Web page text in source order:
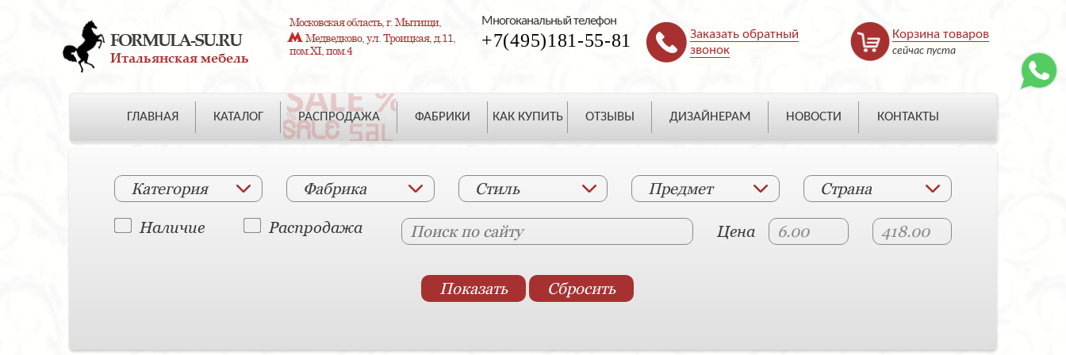
FORMULA-SU.RU
Итальянская мебель
Московская область, г. Мытищи,
Медведково, ул. Троицкая, д.11,
пом.XI, пом.4
Многоканальный телефон
+7(495)181-55-81
Заказать обратный
звонок
Корзина товаров
сейчас пуста
ГЛАВНАЯ КАТАЛОГ РАСПРОДАЖА ФАБРИКИ КАК КУПИТЬ ОТЗЫВЫ ДИЗАЙНЕРАМ НОВОСТИ КОНТАКТЫ
Категория Фабрика Стиль Предмет Страна
Наличие Распродажа Цена